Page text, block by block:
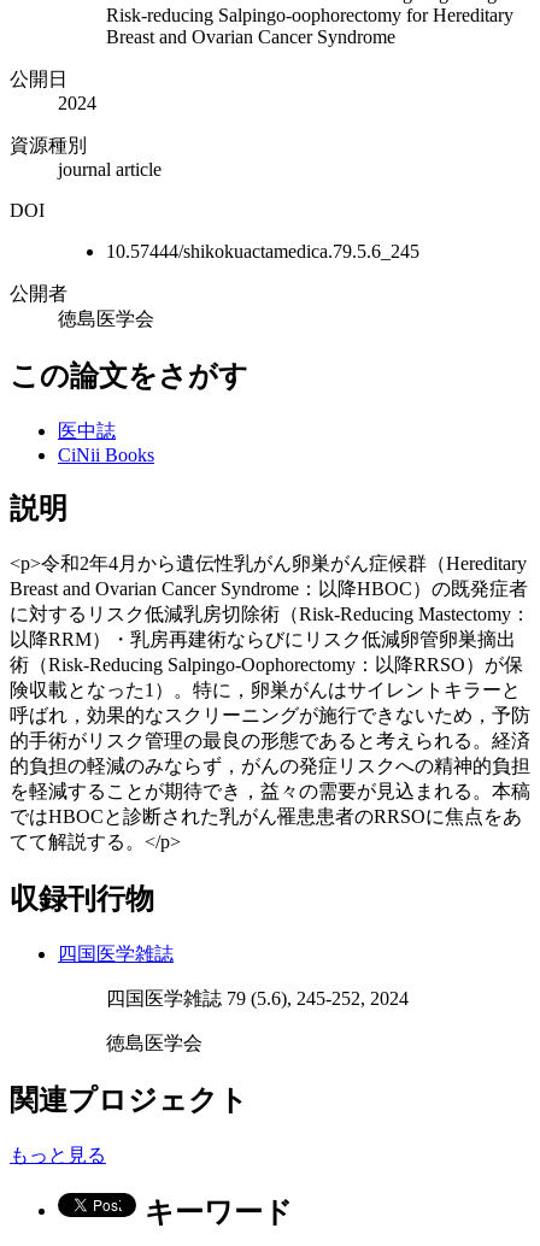
Risk-reducing Salpingo-oophorectomy for Hereditary
Breast and Ovarian Cancer Syndrome
公開日
2024
資源種別
journal article
DOI
10.57444/shikokuactamedica.79.5.6_245
公開者
徳島医学会
この論文をさがす
医中誌
CiNii Books
説明
<p>令和2年4月から遺伝性乳がん卵巣がん症候群（Hereditary
Breast and Ovarian Cancer Syndrome：以降HBOC）の既発症者
に対するリスク低減乳房切除術（Risk-Reducing Mastectomy：
以降RRM）・乳房再建術ならびにリスク低減卵管卵巣摘出
術（Risk-Reducing Salpingo-Oophorectomy：以降RRSO）が保
険収載となった1）。特に，卵巣がんはサイレントキラーと
呼ばれ，効果的なスクリーニングが施行できないため，予防
的手術がリスク管理の最良の形態であると考えられる。経済
的負担の軽減のみならず，がんの発症リスクへの精神的負担
を軽減することが期待でき，益々の需要が見込まれる。本稿
ではHBOCと診断された乳がん罹患患者のRRSOに焦点をあ
てて解説する。</p>
収録刊行物
四国医学雑誌
四国医学雑誌 79 (5.6), 245-252, 2024
徳島医学会
関連プロジェクト
もっと見る
キーワード